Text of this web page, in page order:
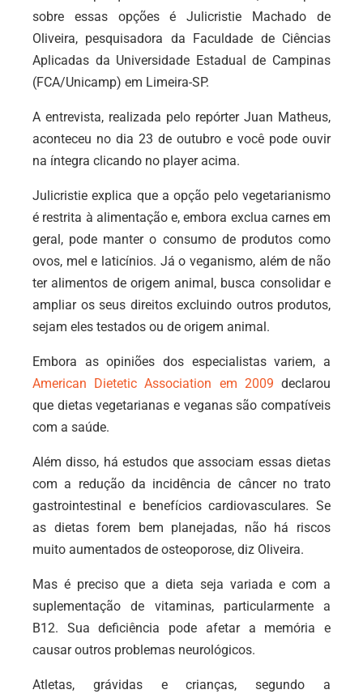
sobre essas opções é Julicristie Machado de
Oliveira, pesquisadora da Faculdade de Ciências
Aplicadas da Universidade Estadual de Campinas
(FCA/Unicamp) em Limeira-SP.
A entrevista, realizada pelo repórter Juan Matheus,
aconteceu no dia 23 de outubro e você pode ouvir
na íntegra clicando no player acima.
Julicristie explica que a opção pelo vegetarianismo
é restrita à alimentação e, embora exclua carnes em
geral, pode manter o consumo de produtos como
ovos, mel e laticínios. Já o veganismo, além de não
ter alimentos de origem animal, busca consolidar e
ampliar os seus direitos excluindo outros produtos,
sejam eles testados ou de origem animal.
Embora as opiniões dos especialistas variem, a
American Dietetic Association em 2009 declarou
que dietas vegetarianas e veganas são compatíveis
com a saúde.
Além disso, há estudos que associam essas dietas
com a redução da incidência de câncer no trato
gastrointestinal e benefícios cardiovasculares. Se
as dietas forem bem planejadas, não há riscos
muito aumentados de osteoporose, diz Oliveira.
Mas é preciso que a dieta seja variada e com a
suplementação de vitaminas, particularmente a
B12. Sua deficiência pode afetar a memória e
causar outros problemas neurológicos.
Atletas, grávidas e crianças, segundo a